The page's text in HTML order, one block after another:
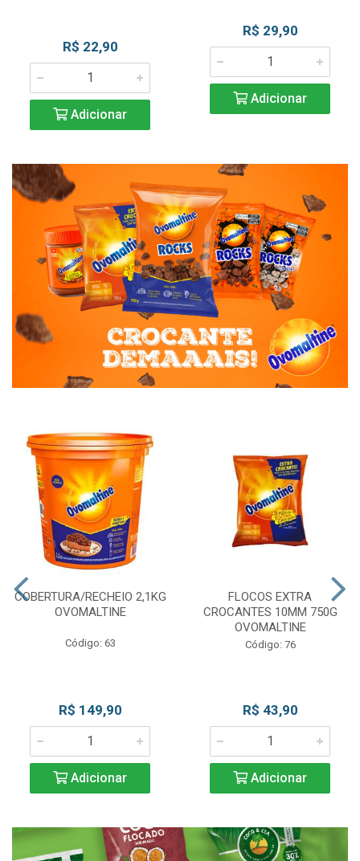
R$ 22,90
Adicionar
R$ 29,90
Adicionar
COBERTURA/RECHEIO 2,1KG
OVOMALTINE
Código: 63
R$ 149,90
Adicionar
FLOCOS EXTRA
CROCANTES 10MM 750G
OVOMALTINE
Código: 76
R$ 43,90
Adicionar